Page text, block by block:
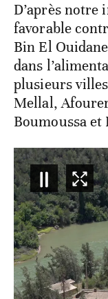
D’après
favorable
Bin El
dans
plusieurs
Mellal,
Boumoussa